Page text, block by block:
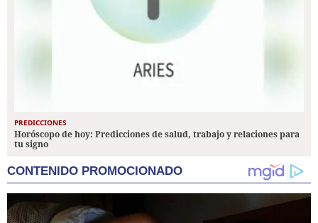
PREDICCIONES
Horóscopo de hoy: Predicciones de salud, trabajo y relaciones para
tu signo
CONTENIDO PROMOCIONADO